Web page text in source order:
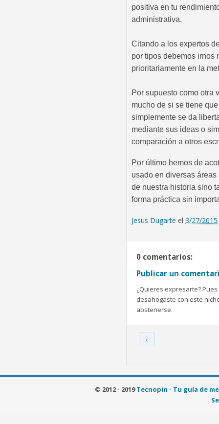
positiva en tu
administrativa.
Citando a los expertos
por tipos debemos irnos
prioritariamente en la
Por supuesto como otra
mucho de si se tiene
simplemente se da
mediante sus ideas o
comparación a otros
Por último hemos de
usado en diversas
de nuestra historia sino
forma práctica sin
Jesus Dugarte el 3/27/2015
0 comentarios:
Publicar un
¿Quieres expresarte?
desahogaste con este
abstenerse.
‹
© 2012 - 2019Tecnopin - Tu guía de